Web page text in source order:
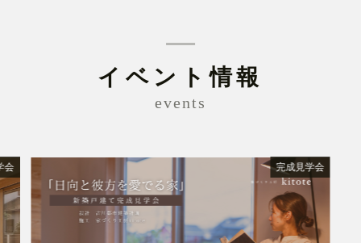
イベント情報
events
会 完成見学会